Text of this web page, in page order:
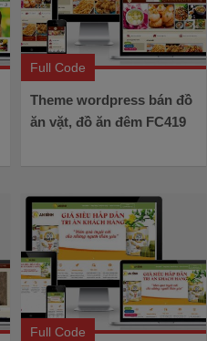
Full Code
Theme wordpress bán đồ
ăn vặt, đồ ăn đêm FC419
Full Code